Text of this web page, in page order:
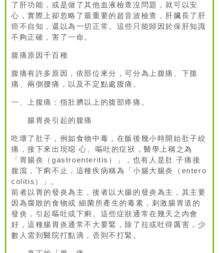
了肝功能，或是做了其他血液檢查沒問題，就可以安
心，實際上卻忽略了最重要的超音波檢查，肝臟長了肝
癌不自知，還以為一切正常。這些只能歸因於保肝知識
不夠正確，害了一命。
腹痛原因千百種
腹痛有許多原因，依部位來分，可分為上腹痛、下腹
痛、兩側腰痛，以及不定點處腹痛。
一、上腹痛：指肚臍以上的腹部疼痛。
腸胃炎引起的腹痛
吃壞了肚子，例如食物中毒，在飯後幾小時開始肚子絞
痛，接下來出現噁 心、嘔吐的症狀，醫學上稱之為
「胃腸炎（gastroenteritis）」，也有人是肚 子痛後
腹瀉，下痢不止，這種疾病稱為「小腸大腸炎（entero
colitis）」。
前者以胃的發炎為主，後者以大腸的發炎為主，其主要
因為腐敗的食物或 細菌所產生的毒素，刺激腸胃道的
發炎，引起嘔吐或下痢。這些症狀通常在幾天之內會
好，這種腸胃炎通常不大要緊，除了拉或吐得厲害，少
數人需到醫院打點滴，否則不打緊。